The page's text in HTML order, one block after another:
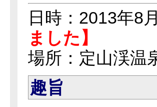
日時：2013年8
ました】
場所：定山渓温
趣旨